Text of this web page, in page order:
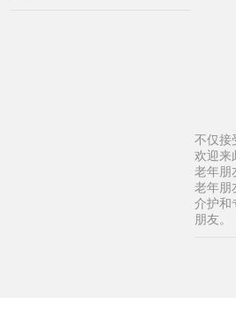
不仅接
欢迎来
老年朋
老年朋
介护和
朋友。